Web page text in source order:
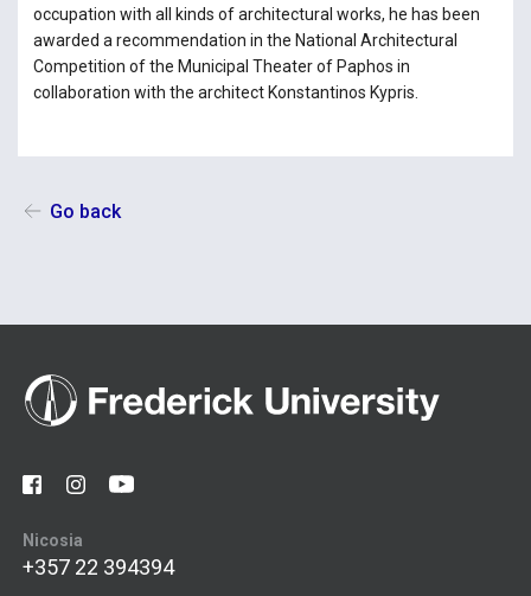
occupation with all kinds of architectural works, he has been
awarded a recommendation in the National Architectural
Competition of the Municipal Theater of Paphos in
collaboration with the architect Konstantinos Kypris.
Go back
Nicosia
+357 22 394394